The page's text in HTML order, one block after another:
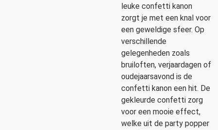
leuke confetti kanon
zorgt je met een knal voor
een geweldige sfeer. Op
verschillende
gelegenheden zoals
bruiloften, verjaardagen of
oudejaarsavond is de
confetti kanon een hit. De
gekleurde confetti zorg
voor een mooie effect,
welke uit de party popper